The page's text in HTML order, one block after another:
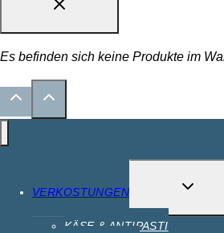
Es befinden sich keine Produkte im
VERKOSTUNGEN
KÄSE & ANTIPASTI